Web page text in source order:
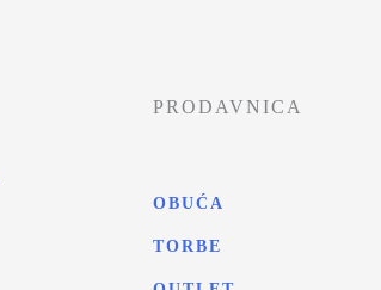
PRODAVNICA
OBUĆA
TORBE